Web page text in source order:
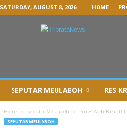
SATURDAY, AUGUST 8, 2026 HOME
SEPUTAR MEULABOH RES
Home Seputar Meulaboh Polres Aceh Barat
SEPUTAR MEULABOH